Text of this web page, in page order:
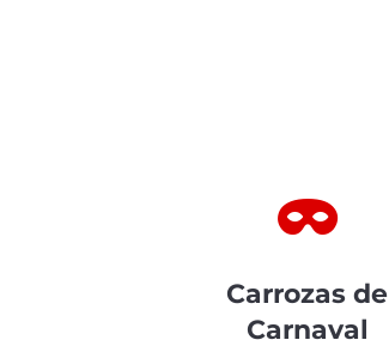

Carrozas de
Carnaval